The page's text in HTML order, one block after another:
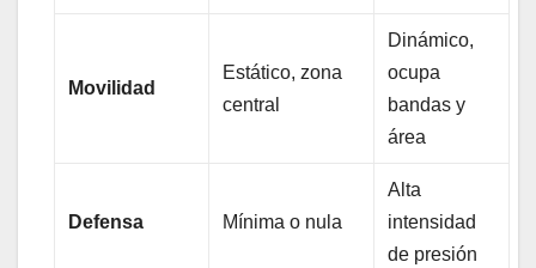
Movilidad
Estático, zona
central
Dinámico,
ocupa
bandas y
área
Defensa Mínima o nula
Alta
intensidad
de presión